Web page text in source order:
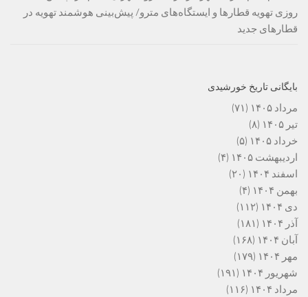
روزی تهویه قطارها و ایستگاه‌های مترو/ پیش‌بینی هوشمند تهویه در
قطارهای جدید
بایگانی تاریخ خورشیدی
مرداد ۱۴۰۵
(۷۱)
تیر ۱۴۰۵
(۸)
خرداد ۱۴۰۵
(۵)
اردیبهشت ۱۴۰۵
(۴)
اسفند ۱۴۰۴
(۲۰)
بهمن ۱۴۰۴
(۴)
دی ۱۴۰۴
(۱۱۲)
آذر ۱۴۰۴
(۱۸۱)
آبان ۱۴۰۴
(۱۶۸)
مهر ۱۴۰۴
(۱۷۹)
شهریور ۱۴۰۴
(۱۹۱)
مرداد ۱۴۰۴
(۱۱۶)